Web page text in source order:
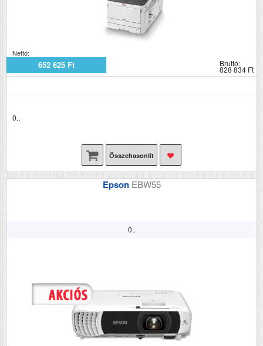
Nettó:
652 625 Ft Bruttó:
828 834 Ft
0..
Összehasonlít
Epson EBW55
0..